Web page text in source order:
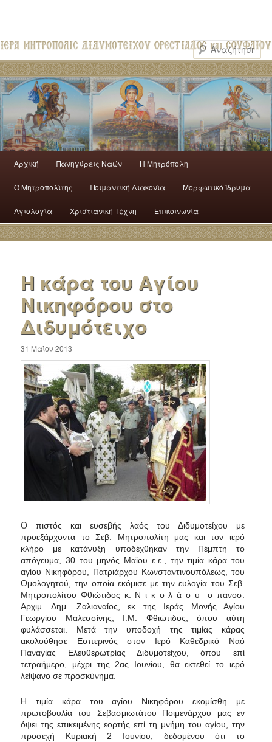
Αρχική Πανηγύρεις Ναών H Mητρόπολη
Ο Mητροπολίτης Ποιμαντική Διακονία Μορφωτικό Ίδρυμα
Αγιολογία Χριστιανική Τέχνη Επικοινωνία
Η κάρα του Αγίου
Νικηφόρου στο
Διδυμότειχο
31 Μαΐου 2013
Ο πιστός και ευσεβής λαός του Διδυμοτείχου με
προεξάρχοντα το Σεβ. Μητροπολίτη μας και τον ιερό
κλήρο με κατάνυξη υποδέχθηκαν την Πέμπτη το
απόγευμα, 30 του μηνός Μαΐου ε.ε., την τιμία κάρα του
αγίου Νικηφόρου, Πατριάρχου Κωνσταντινουπόλεως, του
Ομολογητού, την οποία εκόμισε με την ευλογία του Σεβ.
Μητροπολίτου Φθιώτιδος κ. Ν ι κ ο λ ά ο υ ο πανοσ.
Αρχιμ. Δημ. Ζαλιαναίος, εκ της Ιεράς Μονής Αγίου
Γεωργίου Μαλεσσίνης, Ι.Μ. Φθιώτιδος, όπου αύτη
φυλάσσεται. Μετά την υποδοχή της τιμίας κάρας
ακολούθησε Εσπερινός στον Ιερό Καθεδρικό Ναό
Παναγίας Ελευθερωτρίας Διδυμοτείχου, όπου επί
τετραήμερο, μέχρι της 2ας Ιουνίου, θα εκτεθεί το ιερό
λείψανο σε προσκύνημα.
Η τιμία κάρα του αγίου Νικηφόρου εκομίσθη με
πρωτοβουλία του Σεβασμιωτάτου Ποιμενάρχου μας εν
όψει της επικειμένης εορτής επί τη μνήμη του αγίου, την
προσεχή Κυριακή 2 Ιουνίου, δεδομένου ότι το